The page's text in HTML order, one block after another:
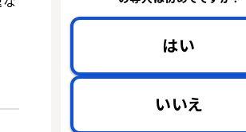
はい
いいえ